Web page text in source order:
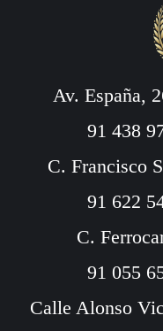
Av. España,
91 438
C. Francisco
91 622
C.
91 055
Calle Alonso